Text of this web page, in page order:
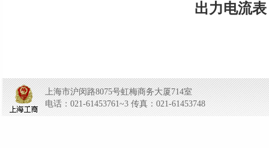
出力电流表
上海市沪闵路8075号虹梅商务大厦714室
电话：021-61453761~3 传真：021-61453748